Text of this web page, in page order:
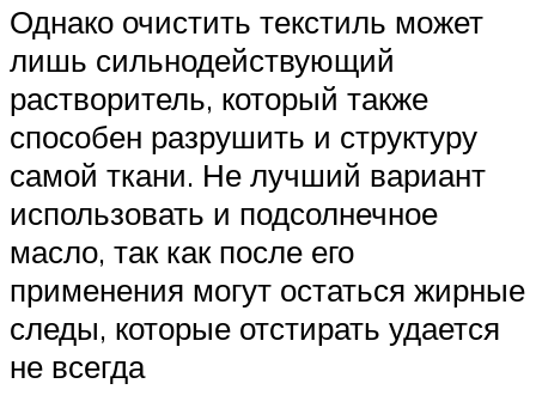
Однако очистить текстиль может
лишь сильнодействующий
растворитель, который также
способен разрушить и структуру
самой ткани. Не лучший вариант
использовать и подсолнечное
масло, так как после его
применения могут остаться жирные
следы, которые отстирать удается
не всегда